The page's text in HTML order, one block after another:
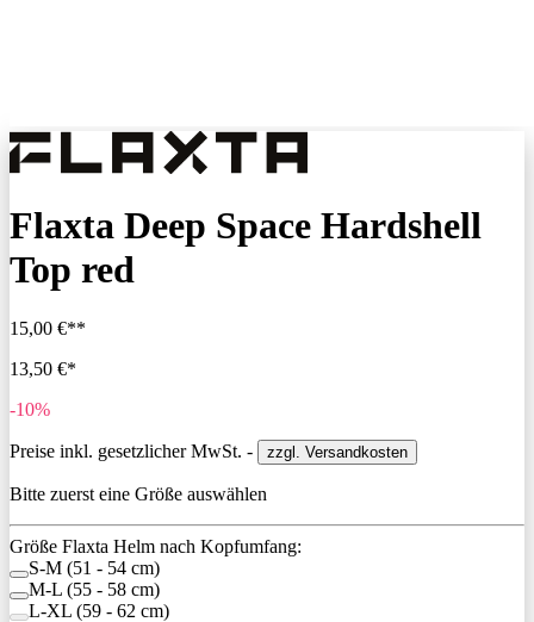
Flaxta Deep Space Hardshell
Top red
15,00 €**
13,50 €*
-10%
Preise inkl. gesetzlicher MwSt. - zzgl. Versandkosten
Bitte zuerst eine Größe auswählen
Größe Flaxta Helm nach Kopfumfang:
S-M (51 - 54 cm)
M-L (55 - 58 cm)
L-XL (59 - 62 cm)